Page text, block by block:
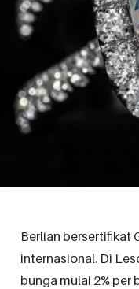
Berlian bersertifikat
internasional. Di
bunga mulai 2% per